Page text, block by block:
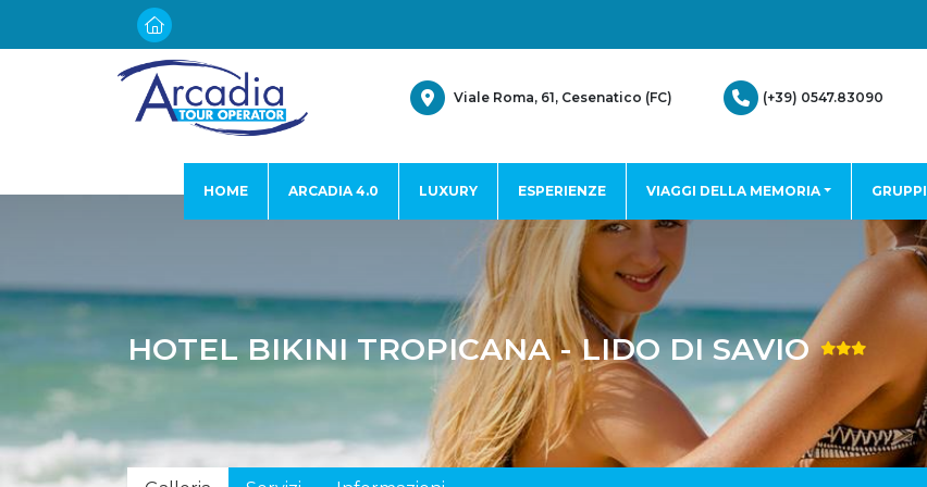
Viale Roma, 61, Cesenatico (FC) (+39) 0547.83090
HOME ARCADIA 4.0 LUXURY ESPERIENZE VIAGGI DELLA MEMORIA GRUPPI
HOTEL BIKINI TROPICANA - LIDO DI SAVIO